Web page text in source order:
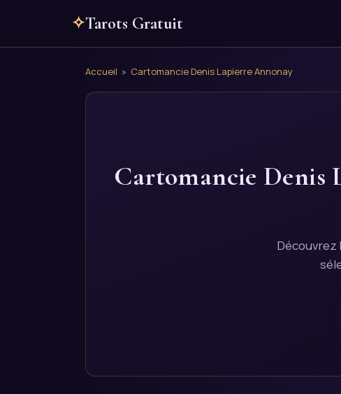
✧Tarots Gratuit
Accueil » Cartomancie Denis Lapierre Annonay
Cartomancie Denis
Découvrez